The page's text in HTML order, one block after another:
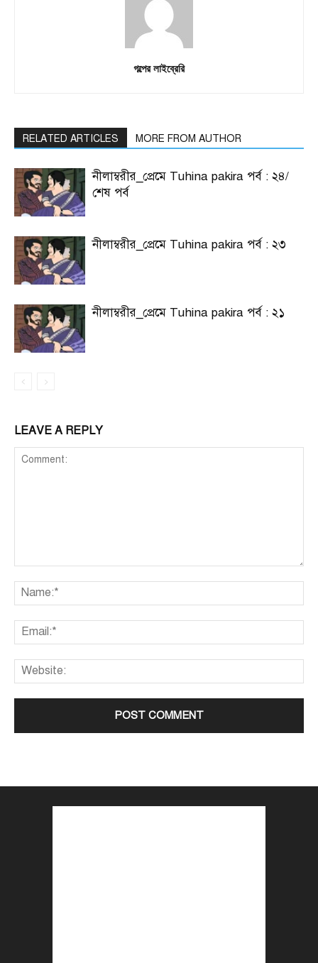
গল্পের লাইব্রেরি
RELATED ARTICLES MORE FROM AUTHOR
নীলাম্বরীর_প্রেমে Tuhina pakira পর্ব : ২৪/
শেষ পর্ব
নীলাম্বরীর_প্রেমে Tuhina pakira পর্ব : ২৩
নীলাম্বরীর_প্রেমে Tuhina pakira পর্ব : ২১
LEAVE A REPLY